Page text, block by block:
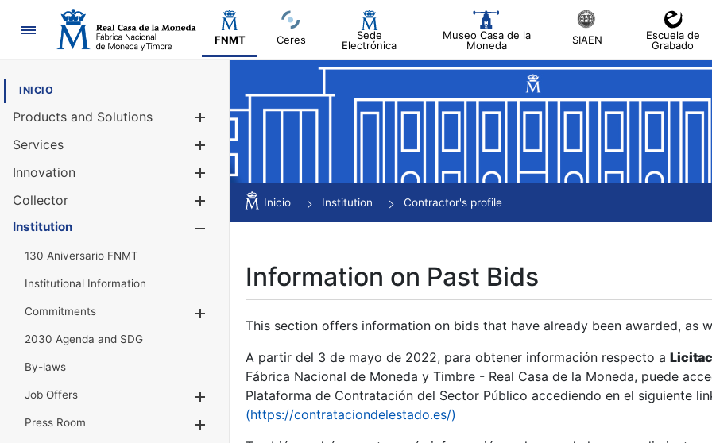
Navigation
FNMT Ceres
Sede
Electrónica
Museo Casa de la
Moneda
SIAEN
Escuela de
Grabado
INICIO
Products and Solutions
Services
Innovation
Collector
Show/Hide
Institution
130 Aniversario FNMT
Institutional Information
Commitments
2030 Agenda and SDG
By-laws
Job Offers
Show/Hide
Press Room
Show/Hide
Inicio Institution Contractor's profile
Information on Past Bids
This section offers information on bids that have already been awarded, as
A partir del 3 de mayo de 2022, para obtener información respecto a
Fábrica Nacional de Moneda y Timbre - Real Casa de la Moneda, puede
Plataforma de Contratación del Sector Público accediendo en el siguiente
(https://contrataciondelestado.es/)